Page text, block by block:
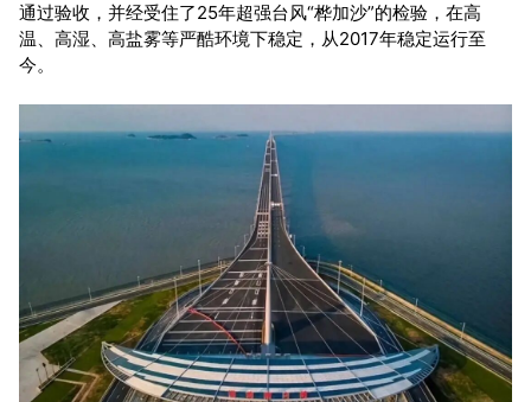
通过验收，并经受住了25年超强台风“桦加沙”的检验，在高
温、高湿、高盐雾等严酷环境下稳定，从2017年稳定运行至
今。